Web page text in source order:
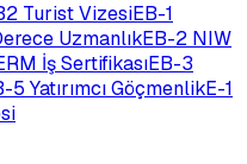
Turist VizesiEB-1
UzmanlıkEB-2 NIW
İş SertifikasıEB-3
5 Yatırımcı GöçmenlikE-1